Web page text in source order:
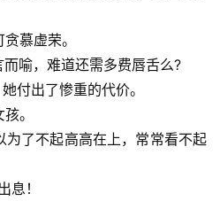
慕虚荣。
喻，难道还需多费唇舌么?
付出了惨重的代价。
。
为了不起高高在上，常常看不起
息！